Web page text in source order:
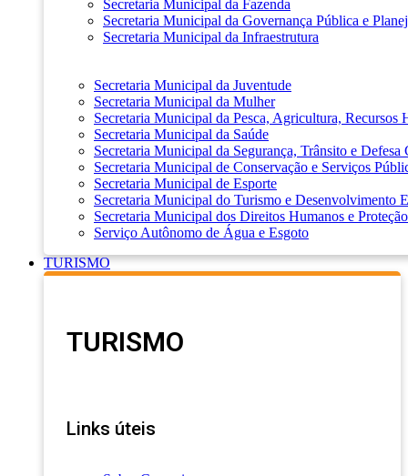
Secretaria Municipal da Fazenda
Secretaria Municipal da Governança Pública e
Secretaria Municipal da Infraestrutura
Secretaria Municipal da Juventude
Secretaria Municipal da Mulher
Secretaria Municipal da Pesca, Agricultura, Recursos
Secretaria Municipal da Saúde
Secretaria Municipal da Segurança, Trânsito e Defesa
Secretaria Municipal de Conservação e Serviços
Secretaria Municipal de Esporte
Secretaria Municipal do Turismo e Desenvolvimento
Secretaria Municipal dos Direitos Humanos e
Serviço Autônomo de Água e Esgoto
TURISMO
TURISMO
Links úteis